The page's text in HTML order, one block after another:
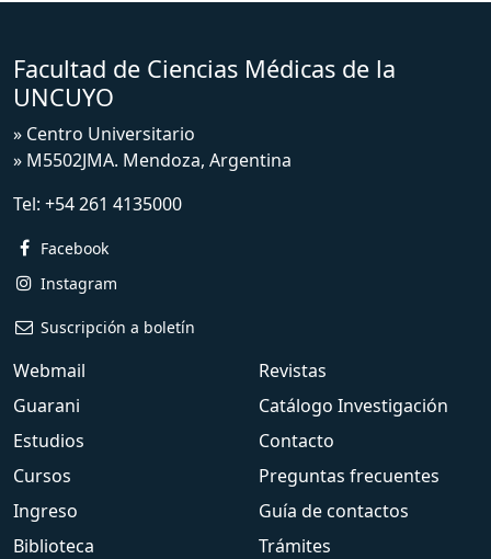
Facultad de Ciencias Médicas de la
UNCUYO
» Centro Universitario
» M5502JMA. Mendoza, Argentina
Tel: +54 261 4135000
Facebook
Instagram
Suscripción a boletín
Webmail
Guarani
Estudios
Cursos
Ingreso
Biblioteca
Revistas
Catálogo Investigación
Contacto
Preguntas frecuentes
Guía de contactos
Trámites